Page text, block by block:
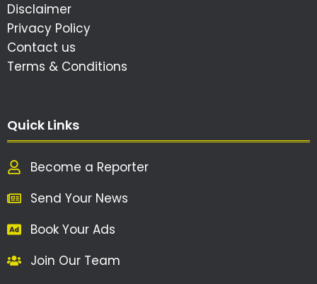
Disclaimer
Privacy Policy
Contact us
Terms & Conditions
Quick Links
Become a Reporter
Send Your News
Book Your Ads
Join Our Team